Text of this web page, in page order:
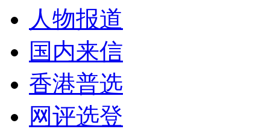
人物报道
国内来信
香港普选
网评选登